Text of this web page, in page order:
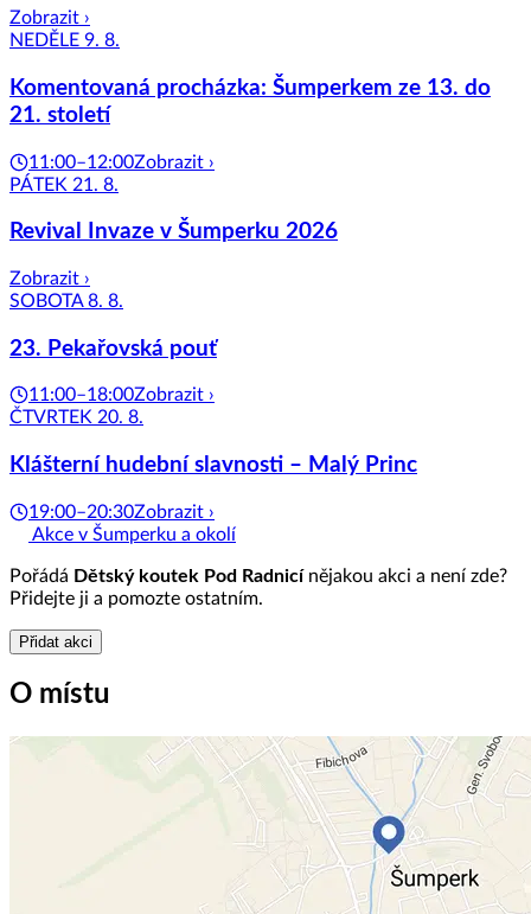
Zobrazit ›
NEDĚLE 9. 8.
Komentovaná procházka: Šumperkem ze 13. do
21. století
11:00–12:00Zobrazit ›
PÁTEK 21. 8.
Revival Invaze v Šumperku 2026
Zobrazit ›
SOBOTA 8. 8.
23. Pekařovská pouť
11:00–18:00Zobrazit ›
ČTVRTEK 20. 8.
Klášterní hudební slavnosti – Malý Princ
19:00–20:30Zobrazit ›
Akce v Šumperku a okolí
Pořádá Dětský koutek Pod Radnicínějakou akci a není zde?
Přidejte ji a pomozte ostatním.
Přidat akci
O místu